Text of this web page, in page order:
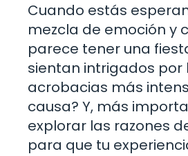
Cuando estás
mezcla de emoción y
parece tener una
sientan intrigados por
acrobacias más
causa? Y, más
explorar las razones
para que tu